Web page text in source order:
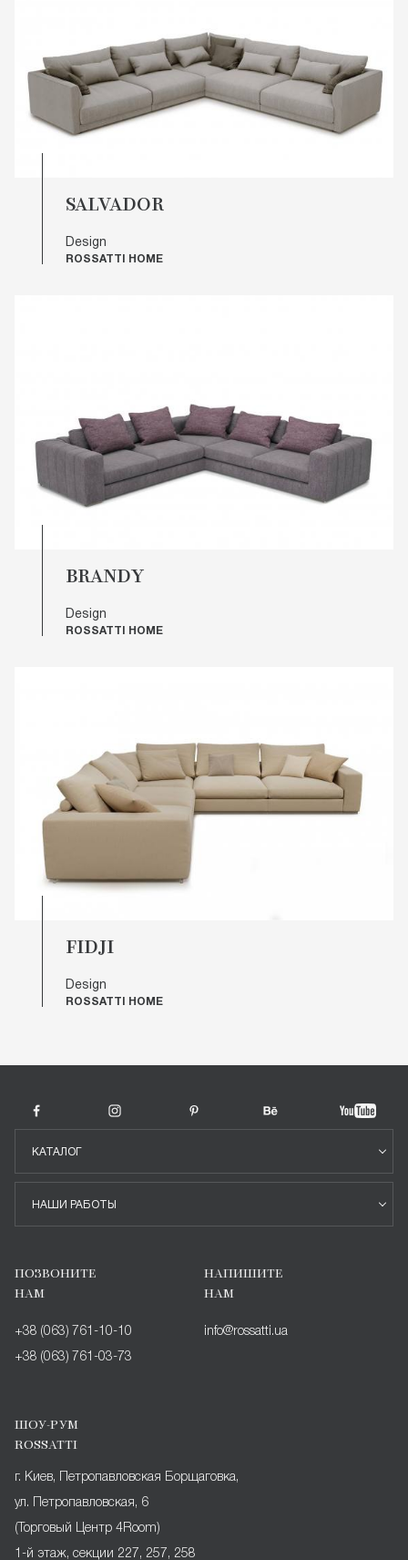
SALVADOR
Design
ROSSATTI HOME
BRANDY
Design
ROSSATTI HOME
FIDJI
Design
ROSSATTI HOME
КАТАЛОГ
НАШИ РАБОТЫ
ПОЗВОНИТЕ
НАМ
+38 (063) 761-10-10
+38 (063) 761-03-73
НАПИШИТЕ
НАМ
info@rossatti.ua
ШОУ-РУМ
ROSSATTI
г. Киев, Петропавловская Борщаговка,
ул. Петропавловская, 6
(Торговый Центр 4Room)
1-й этаж, секции 227, 257, 258